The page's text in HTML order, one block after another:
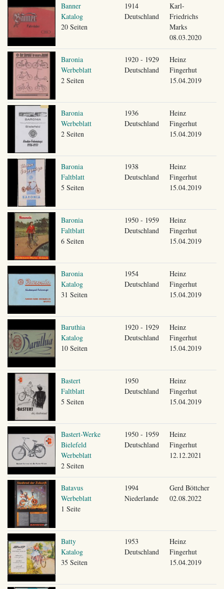
Banner
Katalog
20 Seiten
1914
Deutschland
Karl-
Friedrichs
Marks
08.03.2020
Baronia
Werbeblatt
2 Seiten
1920 - 1929
Deutschland
Heinz
Fingerhut
15.04.2019
Baronia
Werbeblatt
2 Seiten
1936
Deutschland
Heinz
Fingerhut
15.04.2019
Baronia
Faltblatt
5 Seiten
1938
Deutschland
Heinz
Fingerhut
15.04.2019
Baronia
Faltblatt
6 Seiten
1950 - 1959
Deutschland
Heinz
Fingerhut
15.04.2019
Baronia
Katalog
31 Seiten
1954
Deutschland
Heinz
Fingerhut
15.04.2019
Baruthia
Katalog
10 Seiten
1920 - 1929
Deutschland
Heinz
Fingerhut
15.04.2019
Bastert
Faltblatt
5 Seiten
1950
Deutschland
Heinz
Fingerhut
15.04.2019
Bastert-Werke
Bielefeld
Werbeblatt
2 Seiten
1950 - 1959
Deutschland
Heinz
Fingerhut
12.12.2021
Batavus
Werbeblatt
1 Seite
1994
Niederlande
Gerd Böttcher
02.08.2022
Batty
Katalog
35 Seiten
1953
Deutschland
Heinz
Fingerhut
15.04.2019